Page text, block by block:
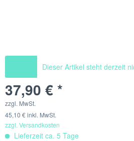
Dieser Artikel steht derzeit
37,90 € *
zzgl. MwSt.
45,10 € inkl. MwSt.
zzgl. Versandkosten
Lieferzeit ca. 5 Tage